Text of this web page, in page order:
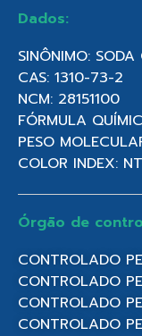
Dados:
SINÔNIMO:
CAS: 1310-73-2
NCM: 28151100
FÓRMULA
PESO
COLOR INDEX: NT
Órgão de
CONTROLADO
CONTROLADO
CONTROLADO
CONTROLADO